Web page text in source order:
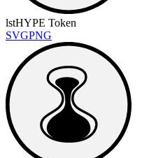
lstHYPE Token
SVGPNG